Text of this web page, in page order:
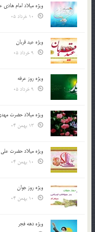
ویژه میلاد امام هادی
ویژه عید قربان
ویژه روز عرفه
ویژه میلاد حضرت
ویژه میلاد حضرت علی
ویژه روز جوان
ویژه دهه فجر